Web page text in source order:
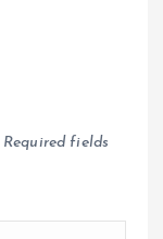
Required fields